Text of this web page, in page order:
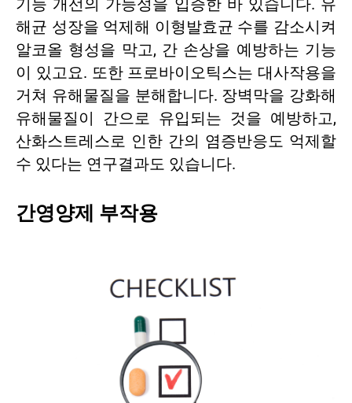
기능 개선의 가능성을 입증한 바 있습니다. 유
해균 성장을 억제해 이형발효균 수를 감소시켜
알코올 형성을 막고, 간 손상을 예방하는 기능
이 있고요. 또한 프로바이오틱스는 대사작용을
거쳐 유해물질을 분해합니다. 장벽막을 강화해
유해물질이 간으로 유입되는 것을 예방하고,
산화스트레스로 인한 간의 염증반응도 억제할
수 있다는 연구결과도 있습니다.
간영양제 부작용